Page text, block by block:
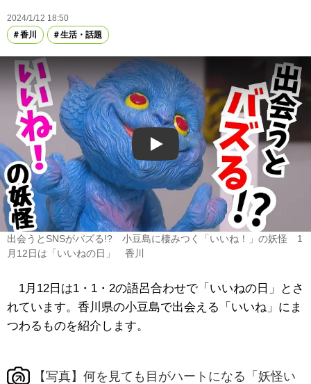
2024/1/12 18:50
香川
生活・話題
Play
出会うとSNSがバズる!? 小豆島に棲みつく「いいね！」の妖怪 1
月12日は「いいねの日」 香川
1月12日は1・1・2の語呂合わせで「いいねの日」とさ
れています。香川県の小豆島で出会える「いいね」にま
つわるものを紹介します。
【写真】何を見ても目がハートになる「妖怪い